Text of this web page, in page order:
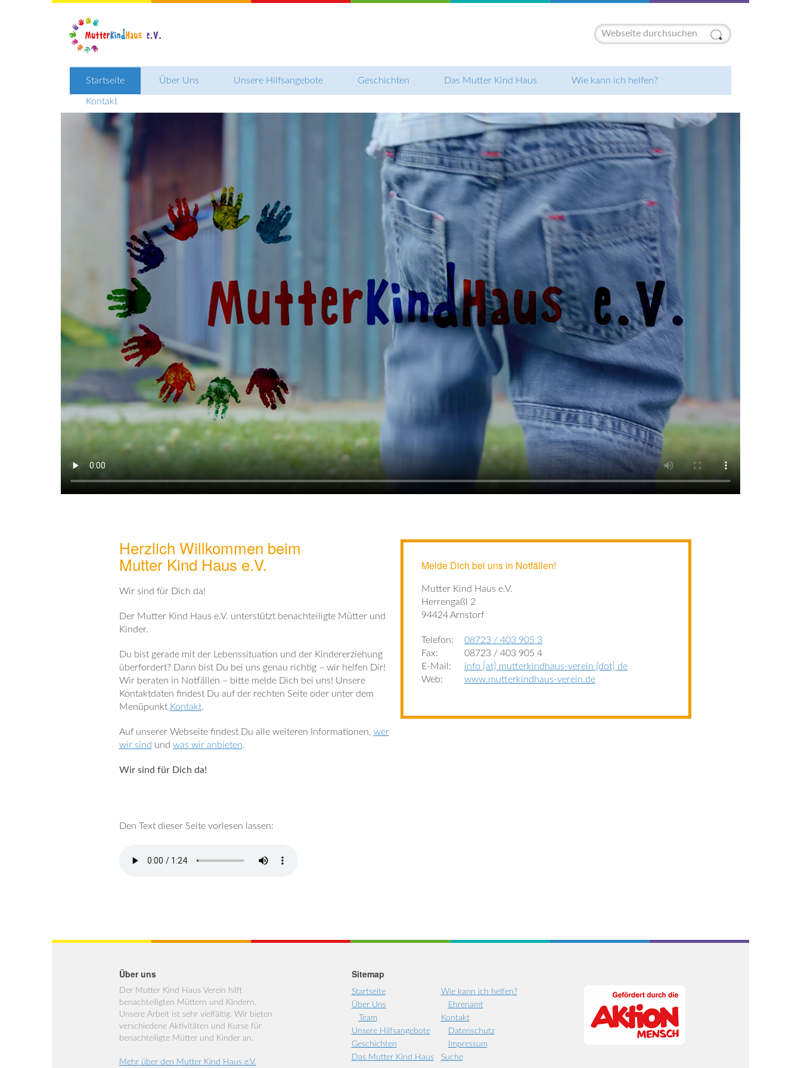
Suchformular
Startseite Über Uns
Team
Unsere Hilfsangebote Geschichten Das Mutter Kind Haus Wie kann ich helfen?
Ehrenamt
Kontakt
Datenschutz
Impressum
Herzlich Willkommen beim
Mutter Kind Haus e.V.
Wir sind für Dich da!
Der Mutter Kind Haus e.V. unterstützt benachteiligte Mütter und
Kinder.
Du bist gerade mit der Lebenssituation und der Kindererziehung
überfordert? Dann bist Du bei uns genau richtig – wir helfen Dir!
Wir beraten in Notfällen – bitte melde Dich bei uns! Unsere
Kontaktdaten findest Du auf der rechten Seite oder unter dem
Menüpunkt Kontakt.
Auf unserer Webseite findest Du alle weiteren Informationen, wer
wir sind und was wir anbieten.
Wir sind für Dich da!
Melde Dich bei uns in Notfällen!
Mutter Kind Haus e.V.
Herrengaßl 2
94424 Arnstorf
Telefon:
08723 / 403 905 3
Fax:
08723 / 403 905 4
E-Mail:
info [at] mutterkindhaus-verein [dot] de
Web:
www.mutterkindhaus-verein.de
Den Text dieser Seite vorlesen lassen:
Über uns
Der Mutter Kind Haus Verein hilft
benachteiligten Müttern und Kindern.
Unsere Arbeit ist sehr vielfältig. Wir bieten
verschiedene Aktivitäten und Kurse für
benachteiligte Mütter und Kinder an.
Mehr über den Mutter Kind Haus e.V.
Sitemap
Startseite
Über Uns
Team
Unsere Hilfsangebote
Geschichten
Das Mutter Kind Haus
Wie kann ich helfen?
Ehrenamt
Kontakt
Datenschutz
Impressum
Suche